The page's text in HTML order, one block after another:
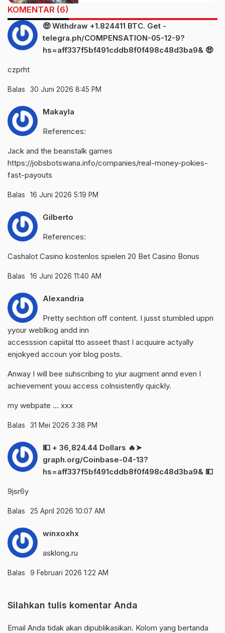
KOMENTAR (6)
🤑 Withdraw +1.824411 BTC. Get -
telegra.ph/COMPENSATION-05-12-9?
hs=aff337f5bf491cddb8f0f498c48d3ba9& 🤑
czprht
Balas 30 Juni 2026 8:45 PM
Makayla
References:
Jack and the beanstalk games
https://jobsbotswana.info/companies/real-money-pokies-
fast-payouts
Balas 16 Juni 2026 5:19 PM
Gilberto
References:
Cashalot Casino kostenlos spielen 20 Bet Casino Bonus
Balas 16 Juni 2026 11:40 AM
Alexandria
Pretty sechtion off content. I jusst stumbled uppn
yyour weblkog andd inn
accesssion capiital tto asseet thast I acquuire actyally
enjokyed accoun yoir blog posts.
Anway I will bee suhscribing to yiur augment annd even I
achievement youu access colnsistently quickly.
my webpate … xxx
Balas 31 Mei 2026 3:38 PM
💵 + 36,824.44 Dollars 🔥➤
graph.org/Coinbase-04-13?
hs=aff337f5bf491cddb8f0f498c48d3ba9& 💵
9jsr6y
Balas 25 April 2026 10:07 AM
winxoxhx
asklong.ru
Balas 9 Februari 2026 1:22 AM
Silahkan tulis komentar Anda
Email Anda tidak akan dipublikasikan. Kolom yang bertanda